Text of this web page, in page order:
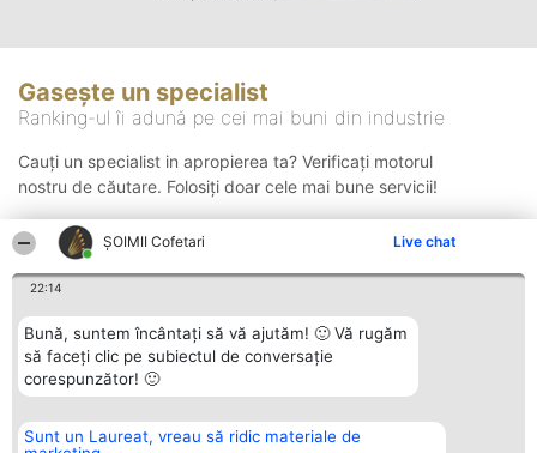
ȘOIMII Cofetari Live chat
22:14
Bună, suntem încântați să vă ajutăm! 🙂 Vă rugăm
să faceți clic pe subiectul de conversație
corespunzător! 🙂
Sunt un Laureat, vreau să ridic materiale de
Gasește un specialist
Ranking-ul îi adună pe cei mai buni din industrie
Cauți un specialist in apropierea ta? Verificați motorul
nostru de căutare. Folosiți doar cele mai bune servicii!
Organizator Ranking Plebiscyt Contact